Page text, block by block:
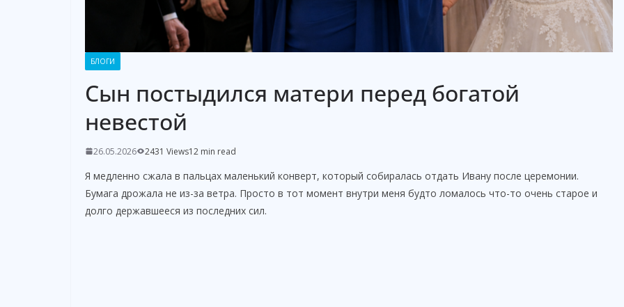
БЛОГИ
Сын постыдился матери перед богатой
невестой
26.05.2026 2431 Views12 min read
Я медленно сжала в пальцах маленький конверт, который собиралась отдать Ивану после церемонии.
Бумага дрожала не из-за ветра. Просто в тот момент внутри меня будто ломалось что-то очень старое и
долго державшееся из последних сил.